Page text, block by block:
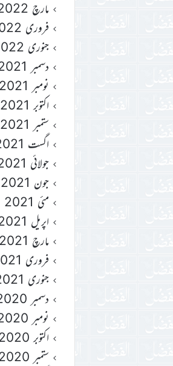
مارچ 2022
فروری 2022
جنوری 2022
دسمبر 2021
نومبر 2021
اکتوبر 2021
ستمبر 2021
اگست 2021
جولائی 2021
جون 2021
مئی 2021
اپریل 2021
مارچ 2021
فروری 2021
جنوری 2021
دسمبر 2020
نومبر 2020
اکتوبر 2020
ستمبر 2020